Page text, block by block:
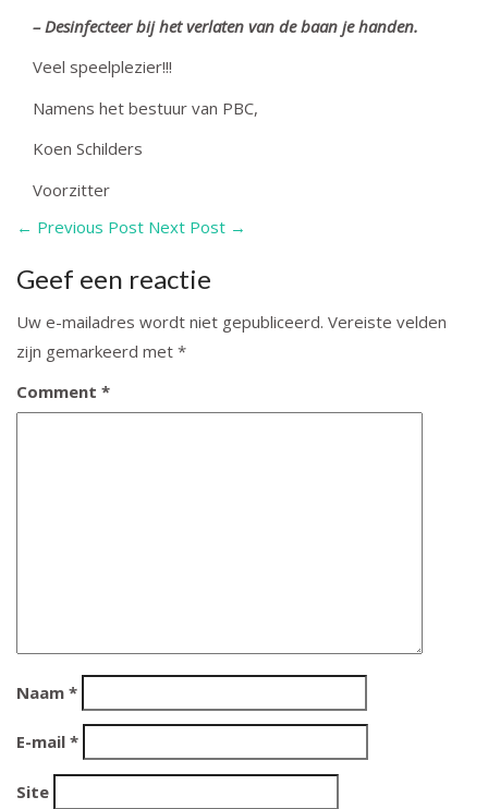
– Desinfecteer bij het verlaten van de baan je handen.
Veel speelplezier!!!
Namens het bestuur van PBC,
Koen Schilders
Voorzitter
← Previous Post Next Post →
Geef een reactie
Uw e-mailadres wordt niet gepubliceerd. Vereiste velden
zijn gemarkeerd met *
Comment *
Naam *
E-mail *
Site